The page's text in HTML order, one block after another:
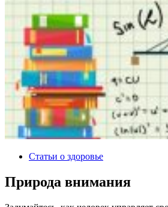
Статьи о здоровье
Природа внимания